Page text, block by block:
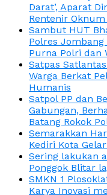
Darat’, Aparat
Rentenir
Sambut HUT
Polres Jombang
Purna Polri dan
Satpas
Warga Berkat
Humanis
Satpol PP dan
Gabungan,
Batang Rokok
Semarakkan
Kediri Kota
Sering lakukan
Ponggok Blitar
SMKN 1
Karya Inovasi